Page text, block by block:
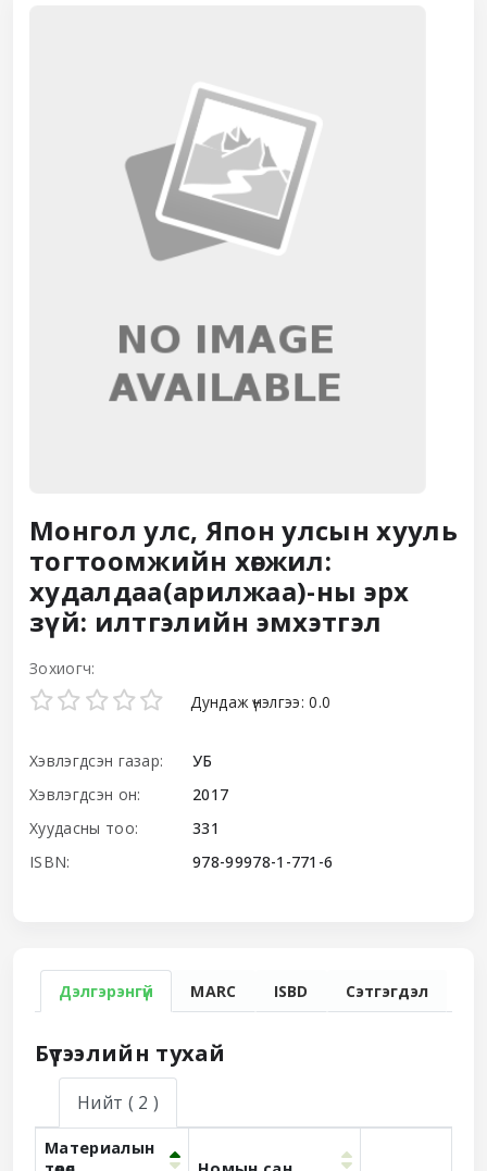
Монгол улс, Япон улсын хууль
тогтоомжийн хөгжил:
худалдаа(арилжаа)-ны эрх
зүй: илтгэлийн эмхэтгэл
Зохиогч:
Star ratings Дундаж үнэлгээ: 0.0
Хэвлэгдсэн газар:
УБ
Хэвлэгдсэн он:
2017
Хуудасны тоо:
331
ISBN:
978-99978-1-771-6
Дэлгэрэнгүй MARC ISBD Сэтгэгдэл
Бүтээлийн тухай
Нийт ( 2 )
Материалын